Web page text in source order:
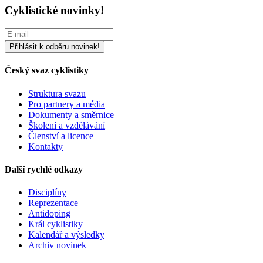
Cyklistické novinky!
Český svaz cyklistiky
Struktura svazu
Pro partnery a média
Dokumenty a směrnice
Školení a vzdělávání
Členství a licence
Kontakty
Další rychlé odkazy
Disciplíny
Reprezentace
Antidoping
Král cyklistiky
Kalendář a výsledky
Archiv novinek